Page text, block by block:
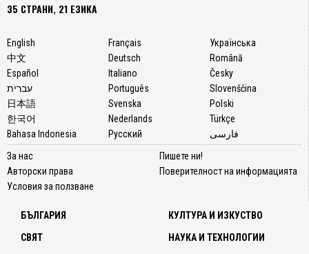
35 СТРАНИ, 21 ЕЗИКА
English
中文
Español
עברית
日本語
한국어
Bahasa Indonesia
Français
Deutsch
Italiano
Português
Svenska
Nederlands
Русский
Українська
Română
Česky
Slovenščina
Polski
Türkçe
فارسی
За нас
Авторски права
Условия за ползване
Пишете ни!
Поверителност на информацията
БЪЛГАРИЯ
СВЯТ
КУЛТУРА И ИЗКУСТВО
НАУКА И ТЕХНОЛОГИИ